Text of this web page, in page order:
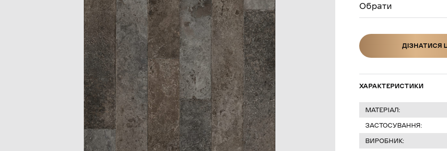
Обрати
ДІЗНАТИСЯ
ХАРАКТЕРИСТИКИ
МАТЕРІАЛ:
ЗАСТОСУВАННЯ:
ВИРОБНИК: